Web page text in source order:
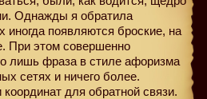
Однажды я обратила
иногда появляются броские, на
При этом совершенно
лишь фраза в стиле афоризма
сетях и ничего более.
для обратной связи.